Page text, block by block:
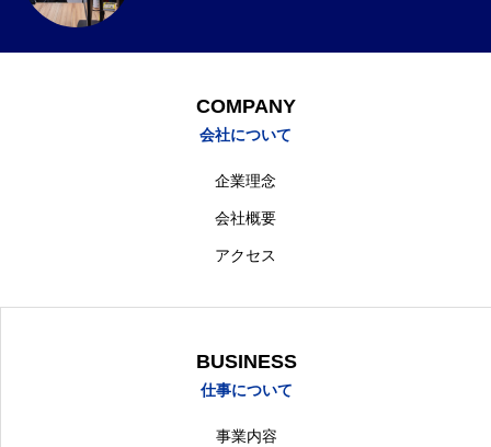
COMPANY
会社について
企業理念
会社概要
アクセス
BUSINESS
仕事について
事業内容